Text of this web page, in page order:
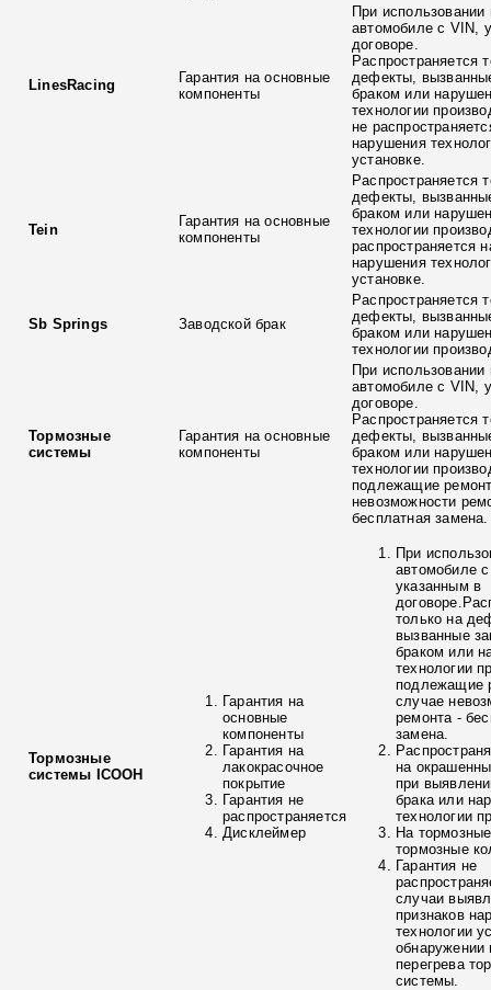
LinesRacing
Гарантия на основные
компоненты
При использовании
автомобиле с VIN,
договоре.
Распространяется
дефекты,
браком или
технологии
не
нарушения
установке.
Tein
Гарантия на основные
компоненты
Распространяется
дефекты,
браком или
технологии
распространяется
нарушения
установке.
Sb Springs Заводской брак
Распространяется
дефекты,
браком или
технологии
Тормозные
системы
Гарантия на основные
компоненты
При использовании
автомобиле с VIN,
договоре.
Распространяется
дефекты,
браком или
технологии
подлежащие
невозможности
бесплатная замена.
Тормозные
системы ICOOH
Гарантия на
основные
компоненты
Гарантия на
лакокрасочное
покрытие
Гарантия не
распространяется
Дисклеймер
При
автомобиле
указанным в
только на
вызванные
браком или
технологии
подлежащие
случае
ремонта -
замена.
на
при
брака или
технологии
На
тормозные
Гарантия не
случаи
признаков
технологии
обнаружении
перегрева
системы.